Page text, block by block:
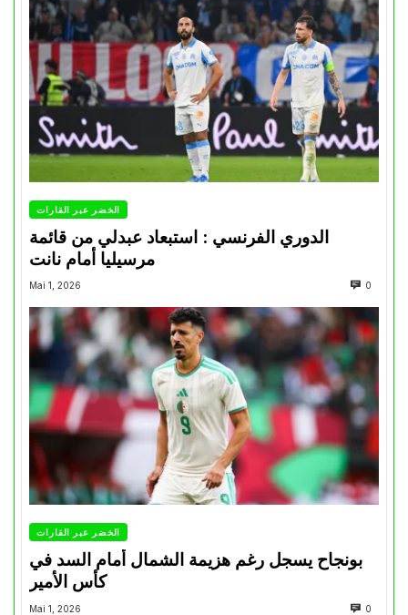
الخضر عبر القارات
الدوري الفرنسي : استبعاد عبدلي من قائمة
مرسيليا أمام نانت
Mai 1, 2026 0
الخضر عبر القارات
بونجاح يسجل رغم هزيمة الشمال أمام السد في
كأس الأمير
Mai 1, 2026 0